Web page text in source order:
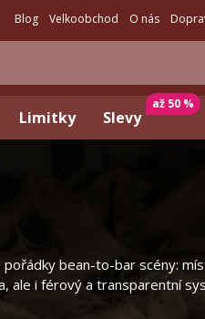
Blog Velkoobchod O nás
Limitky Slevy
až 50 %
bean-to-bar scény:
ale i férový a transparentní